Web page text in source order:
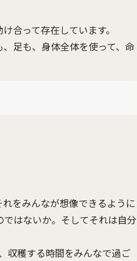
合って存在しています。
足も、身体全体を使って、命
をみんなが想像できるように
はないか。そしてそれは自分
収穫する時間をみんなで過ご